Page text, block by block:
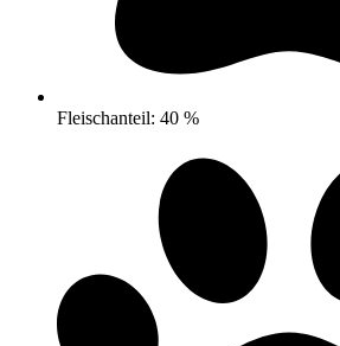
Fleischanteil: 40 %